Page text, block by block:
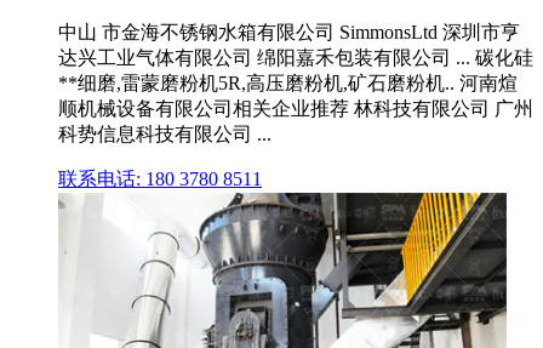
中山 市金海不锈钢水箱有限公司 SimmonsLtd 深圳市亨
达兴工业气体有限公司 绵阳嘉禾包装有限公司 ... 碳化硅
**细磨,雷蒙磨粉机5R,高压磨粉机,矿石磨粉机.. 河南煊
顺机械设备有限公司相关企业推荐 林科技有限公司 广州
科势信息科技有限公司 ...
联系电话: 180 3780 8511